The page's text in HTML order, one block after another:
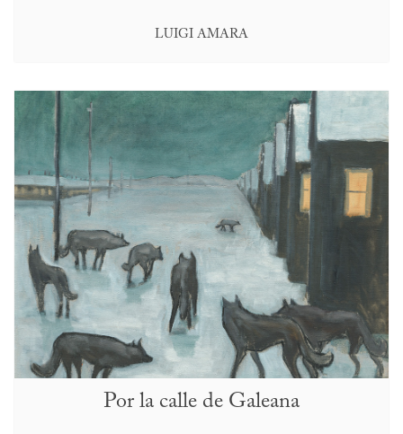
LUIGI AMARA
Por la calle de Galeana